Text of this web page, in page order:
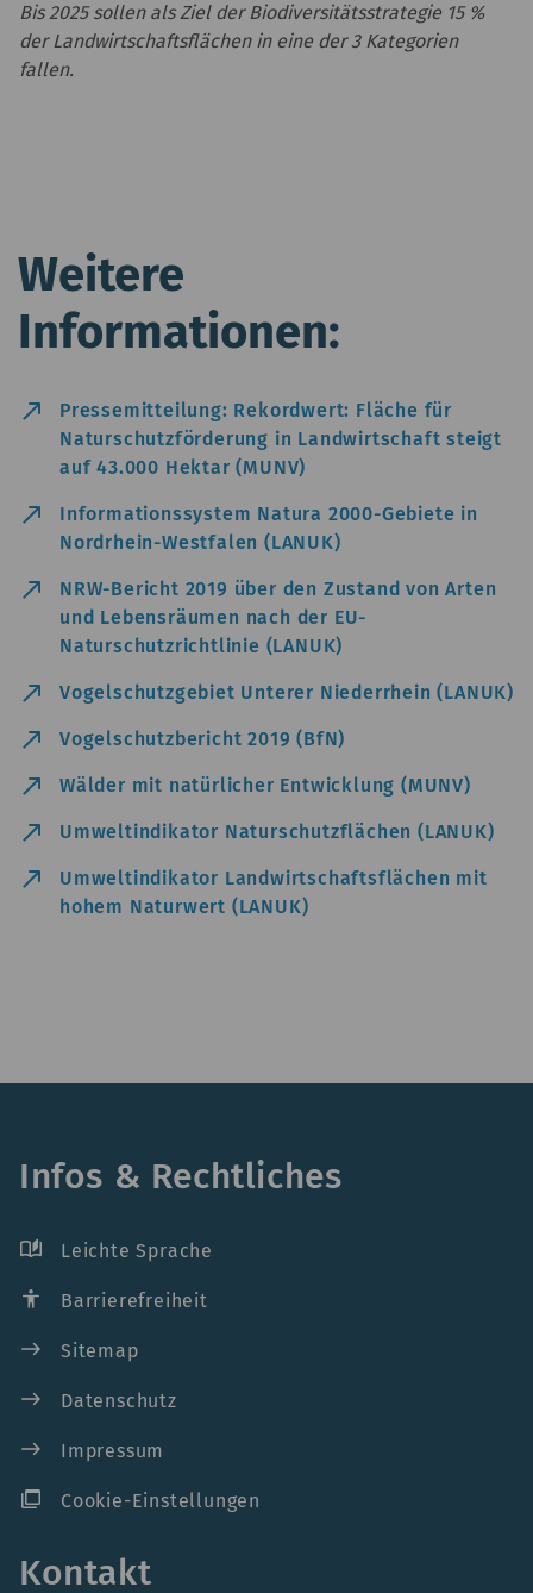
Bis 2025 sollen als Ziel der Biodiversitätsstrategie 15 %
der Landwirtschaftsflächen in eine der 3 Kategorien
fallen.
Weitere
Informationen:
north_east
Pressemitteilung: Rekordwert: Fläche für
Naturschutzförderung in Landwirtschaft steigt
auf 43.000 Hektar (MUNV)
north_east
Informationssystem Natura 2000-Gebiete in
Nordrhein-Westfalen (LANUK)
north_east
NRW-Bericht 2019 über den Zustand von Arten
und Lebensräumen nach der EU-
Naturschutzrichtlinie (LANUK)
north_east Vogelschutzgebiet Unterer Niederrhein (LANUK)
north_east Vogelschutzbericht 2019 (BfN)
north_east Wälder mit natürlicher Entwicklung (MUNV)
north_east Umweltindikator Naturschutzflächen (LANUK)
north_east
Umweltindikator Landwirtschaftsflächen mit
hohem Naturwert (LANUK)
Infos & Rechtliches
auto_stories Leichte Sprache
accessibility Barrierefreiheit
east Sitemap
east Datenschutz
east Impressum
ad_group Cookie-Einstellungen
Kontakt